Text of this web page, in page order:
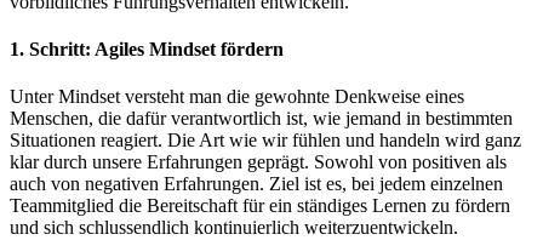
1. Schritt: Agiles Mindset fördern
Unter Mindset versteht man die gewohnte Denkweise eines
Menschen, die dafür verantwortlich ist, wie jemand in bestimmten
Situationen reagiert. Die Art wie wir fühlen und handeln wird ganz
klar durch unsere Erfahrungen geprägt. Sowohl von positiven als
auch von negativen Erfahrungen. Ziel ist es, bei jedem einzelnen
Teammitglied die Bereitschaft für ein ständiges Lernen zu fördern
und sich schlussendlich kontinuierlich weiterzuentwickeln.